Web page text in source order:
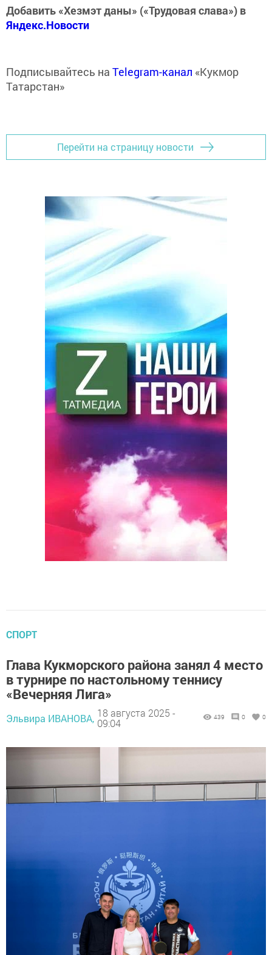
Добавить «Хезмэт даны» («Трудовая слава») в
Яндекс.Новости
Подписывайтесь на Telegram-канал «Кукмор
Татарстан»
Перейти на страницу новости
СПОРТ
Глава Кукморского района занял 4 место
в турнире по настольному теннису
«Вечерняя Лига»
Эльвира ИВАНОВА, 18 августа 2025 -
09:04
439 0 0